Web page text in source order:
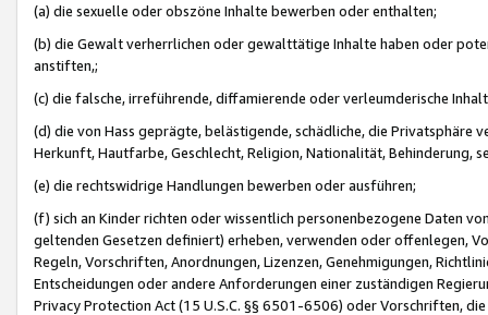
(a) die sexuelle oder obszöne Inhalte bewerben oder enthalten;
(b) die Gewalt verherrlichen oder gewalttätige Inhalte haben oder
anstiften,;
(c) die falsche, irreführende, diffamierende oder verleumderische
(d) die von Hass geprägte, belästigende, schädliche, die Privatsphäre
Herkunft, Hautfarbe, Geschlecht, Religion, Nationalität, Behinderung,
(e) die rechtswidrige Handlungen bewerben oder ausführen;
(f) sich an Kinder richten oder wissentlich personenbezogene Daten
geltenden Gesetzen definiert) erheben, verwenden oder offenlegen,
Regeln, Vorschriften, Anordnungen, Lizenzen, Genehmigungen,
Entscheidungen oder andere Anforderungen einer zuständigen
Privacy Protection Act (15 U.S.C. §§ 6501-6506) oder Vorschriften,